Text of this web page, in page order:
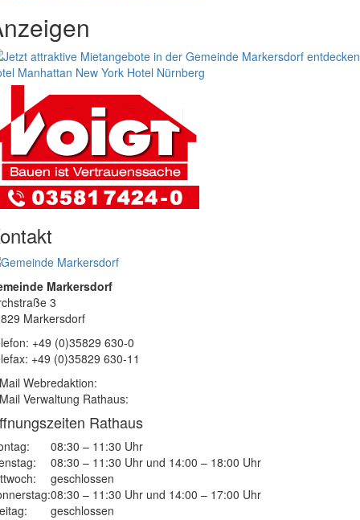
Manhattan New York Hotel Nürnberg
Markersdorf
3
Markersdorf
+49 (0)35829 630-0
+49 (0)35829 630-11
Webredaktion:
Verwaltung Rathaus:
Rathaus
08:30 – 11:30 Uhr
08:30 – 11:30 Uhr und 14:00 – 18:00 Uhr
geschlossen
08:30 – 11:30 Uhr und 14:00 – 17:00 Uhr
geschlossen